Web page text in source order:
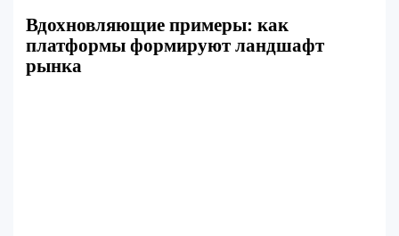
Вдохновляющие примеры: как
платформы формируют ландшафт
рынка